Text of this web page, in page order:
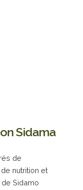
Sidama
de
nutrition et
Sidamo